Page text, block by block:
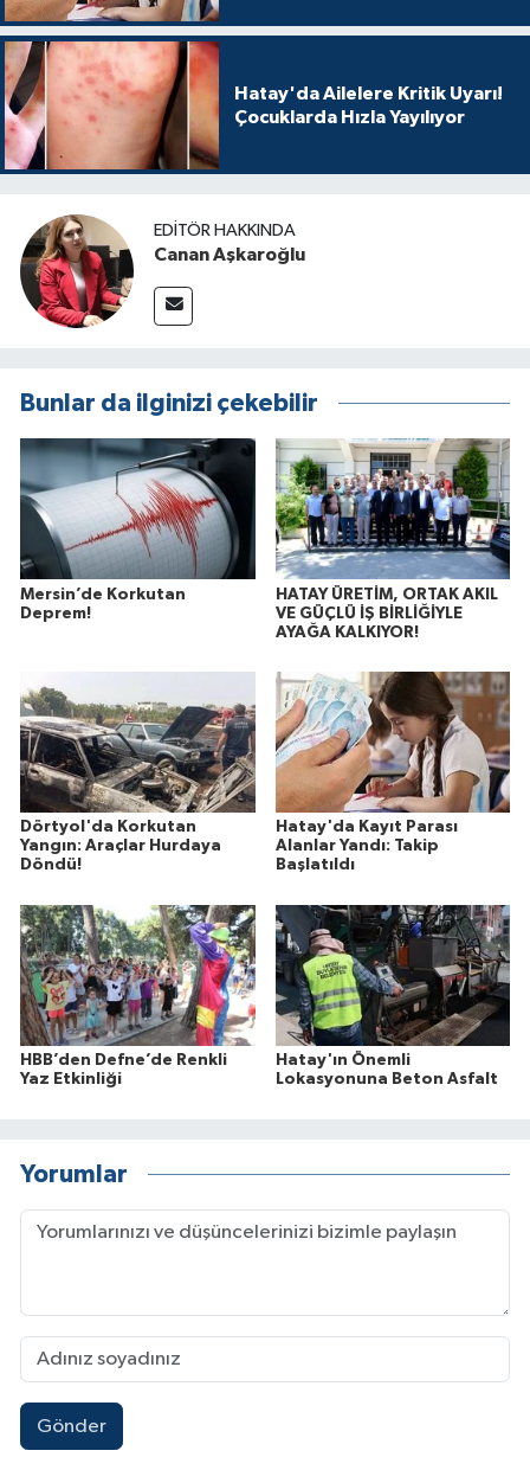
Hatay'da Ailelere Kritik Uyarı!
Çocuklarda Hızla Yayılıyor
EDITÖR HAKKINDA
Canan Aşkaroğlu
Bunlar da ilginizi çekebilir
Mersin’de Korkutan
Deprem!
HATAY ÜRETİM, ORTAK AKIL
VE GÜÇLÜ İŞ BİRLİĞİYLE
AYAĞA KALKIYOR!
Dörtyol'da Korkutan
Yangın: Araçlar Hurdaya
Döndü!
Hatay'da Kayıt Parası
Alanlar Yandı: Takip
Başlatıldı
HBB’den Defne’de Renkli
Yaz Etkinliği
Hatay'ın Önemli
Lokasyonuna Beton Asfalt
Yorumlar
Gönder